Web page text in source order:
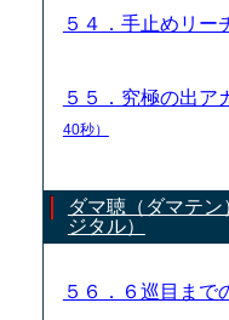
５４．手止めリ
５５．究極の出
40秒）
ダマ聴（ダマテ
ジタル）
５６．６巡目ま